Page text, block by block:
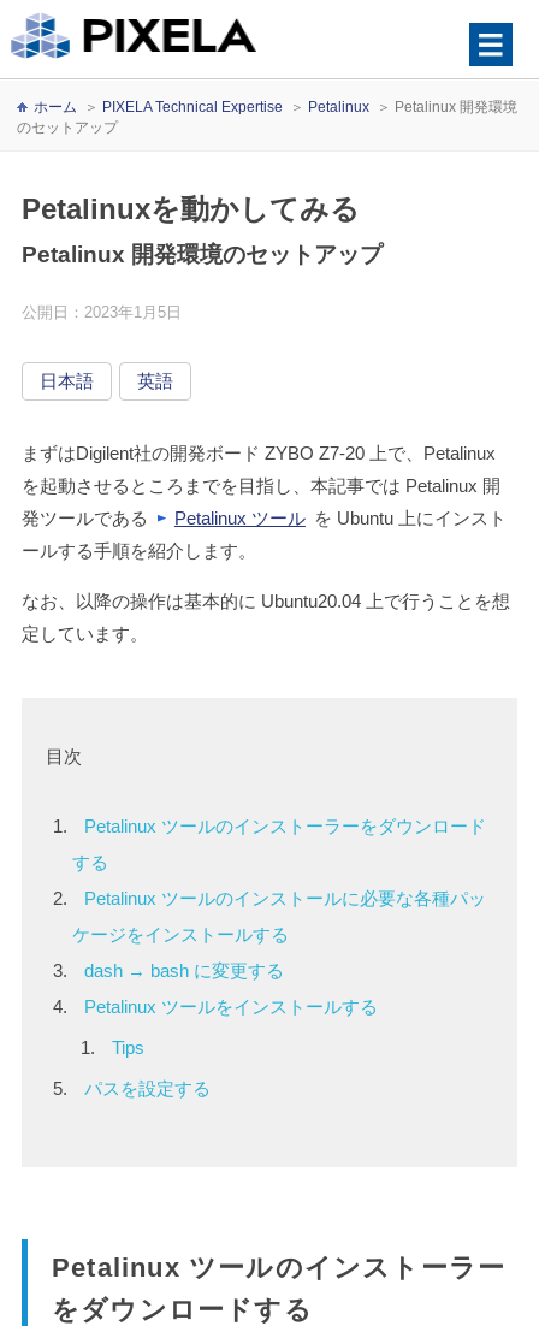
ホーム ＞ PIXELA Technical Expertise ＞ Petalinux ＞
Petalinux 開発環境
のセットアップ
Petalinuxを動かしてみる
Petalinux 開発環境のセットアップ
公開日：2023年1月5日
日本語 英語
まずはDigilent社の開発ボード ZYBO Z7-20 上で、Petalinux
を起動させるところまでを目指し、本記事では Petalinux 開
発ツールである
Petalinux ツール を Ubuntu 上にインスト
ールする手順を紹介します。
なお、以降の操作は基本的に Ubuntu20.04 上で行うことを想
定しています。
目次
Petalinux ツールのインストーラーをダウンロード
する
Petalinux ツールのインストールに必要な各種パッ
ケージをインストールする
dash → bash に変更する
Petalinux ツールをインストールする
Tips
パスを設定する
Petalinux ツールのインストーラー
をダウンロードする